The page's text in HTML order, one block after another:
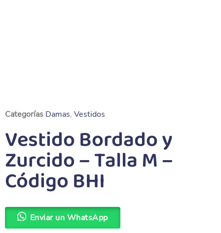
Categorías Damas, Vestidos
Vestido Bordado y
Zurcido – Talla M –
Código BHI
Enviar un WhatsApp